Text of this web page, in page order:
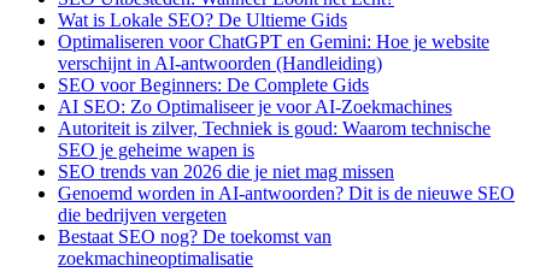
Wat is Lokale SEO? De Ultieme Gids
Optimaliseren voor ChatGPT en Gemini: Hoe je website
verschijnt in AI-antwoorden (Handleiding)
SEO voor Beginners: De Complete Gids
AI SEO: Zo Optimaliseer je voor AI-Zoekmachines
Autoriteit is zilver, Techniek is goud: Waarom technische
SEO je geheime wapen is
SEO trends van 2026 die je niet mag missen
Genoemd worden in AI-antwoorden? Dit is de nieuwe SEO
die bedrijven vergeten
Bestaat SEO nog? De toekomst van
zoekmachineoptimalisatie